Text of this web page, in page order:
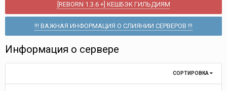
[REBORN 1.3.6 +] КЕШБЭК ГИЛЬДИЯМ
!!! ВАЖНАЯ ИНФОРМАЦИЯ О СЛИЯНИИ СЕРВЕРОВ !!!
Информация о сервере
СОРТИРОВКА